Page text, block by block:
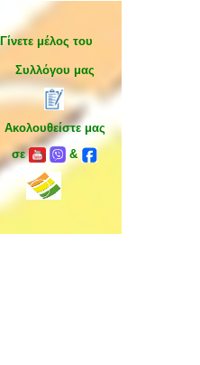
Γίνετε μέλος του
μας
μας
&